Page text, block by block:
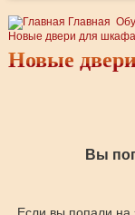
Главная
Новые двери для шкафа
Новые
Вы